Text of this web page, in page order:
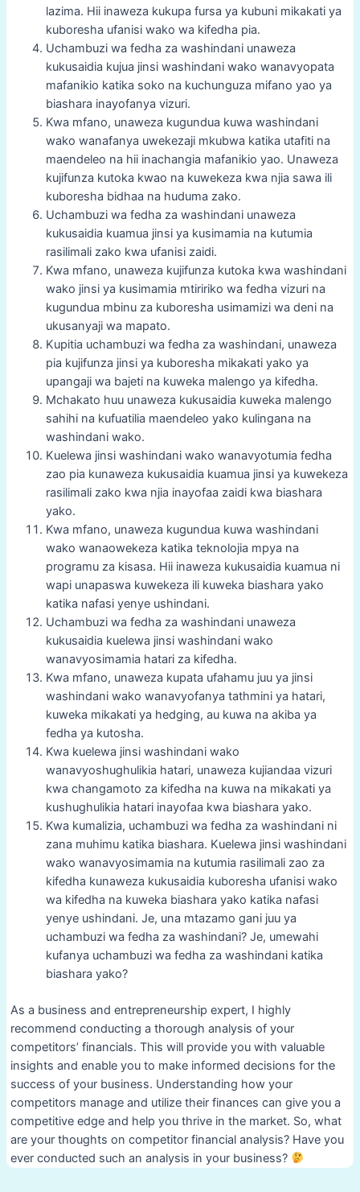
lazima. Hii inaweza kukupa fursa ya kubuni mikakati ya
kuboresha ufanisi wako wa kifedha pia.
Uchambuzi wa fedha za washindani unaweza
kukusaidia kujua jinsi washindani wako wanavyopata
mafanikio katika soko na kuchunguza mifano yao ya
biashara inayofanya vizuri.
Kwa mfano, unaweza kugundua kuwa washindani
wako wanafanya uwekezaji mkubwa katika utafiti na
maendeleo na hii inachangia mafanikio yao. Unaweza
kujifunza kutoka kwao na kuwekeza kwa njia sawa ili
kuboresha bidhaa na huduma zako.
Uchambuzi wa fedha za washindani unaweza
kukusaidia kuamua jinsi ya kusimamia na kutumia
rasilimali zako kwa ufanisi zaidi.
Kwa mfano, unaweza kujifunza kutoka kwa washindani
wako jinsi ya kusimamia mtiririko wa fedha vizuri na
kugundua mbinu za kuboresha usimamizi wa deni na
ukusanyaji wa mapato.
Kupitia uchambuzi wa fedha za washindani, unaweza
pia kujifunza jinsi ya kuboresha mikakati yako ya
upangaji wa bajeti na kuweka malengo ya kifedha.
Mchakato huu unaweza kukusaidia kuweka malengo
sahihi na kufuatilia maendeleo yako kulingana na
washindani wako.
Kuelewa jinsi washindani wako wanavyotumia fedha
zao pia kunaweza kukusaidia kuamua jinsi ya kuwekeza
rasilimali zako kwa njia inayofaa zaidi kwa biashara
yako.
Kwa mfano, unaweza kugundua kuwa washindani
wako wanaowekeza katika teknolojia mpya na
programu za kisasa. Hii inaweza kukusaidia kuamua ni
wapi unapaswa kuwekeza ili kuweka biashara yako
katika nafasi yenye ushindani.
Uchambuzi wa fedha za washindani unaweza
kukusaidia kuelewa jinsi washindani wako
wanavyosimamia hatari za kifedha.
Kwa mfano, unaweza kupata ufahamu juu ya jinsi
washindani wako wanavyofanya tathmini ya hatari,
kuweka mikakati ya hedging, au kuwa na akiba ya
fedha ya kutosha.
Kwa kuelewa jinsi washindani wako
wanavyoshughulikia hatari, unaweza kujiandaa vizuri
kwa changamoto za kifedha na kuwa na mikakati ya
kushughulikia hatari inayofaa kwa biashara yako.
Kwa kumalizia, uchambuzi wa fedha za washindani ni
zana muhimu katika biashara. Kuelewa jinsi washindani
wako wanavyosimamia na kutumia rasilimali zao za
kifedha kunaweza kukusaidia kuboresha ufanisi wako
wa kifedha na kuweka biashara yako katika nafasi
yenye ushindani. Je, una mtazamo gani juu ya
uchambuzi wa fedha za washindani? Je, umewahi
kufanya uchambuzi wa fedha za washindani katika
biashara yako?
As a business and entrepreneurship expert, I highly
recommend conducting a thorough analysis of your
competitors’ financials. This will provide you with valuable
insights and enable you to make informed decisions for the
success of your business. Understanding how your
competitors manage and utilize their finances can give you a
competitive edge and help you thrive in the market. So, what
are your thoughts on competitor financial analysis? Have you
ever conducted such an analysis in your business?